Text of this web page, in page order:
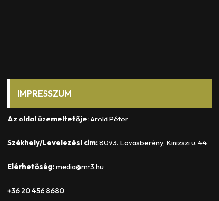
IMPRESSZUM
Az oldal üzemeltetője:Arold Péter
Székhely/Levelezési cím:8093. Lovasberény, Kinizszi u. 44.
Elérhetőség:media@mr3.hu
+36 20 456 8680